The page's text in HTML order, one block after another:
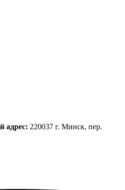
адрес: 220037 г. Минск, пер.